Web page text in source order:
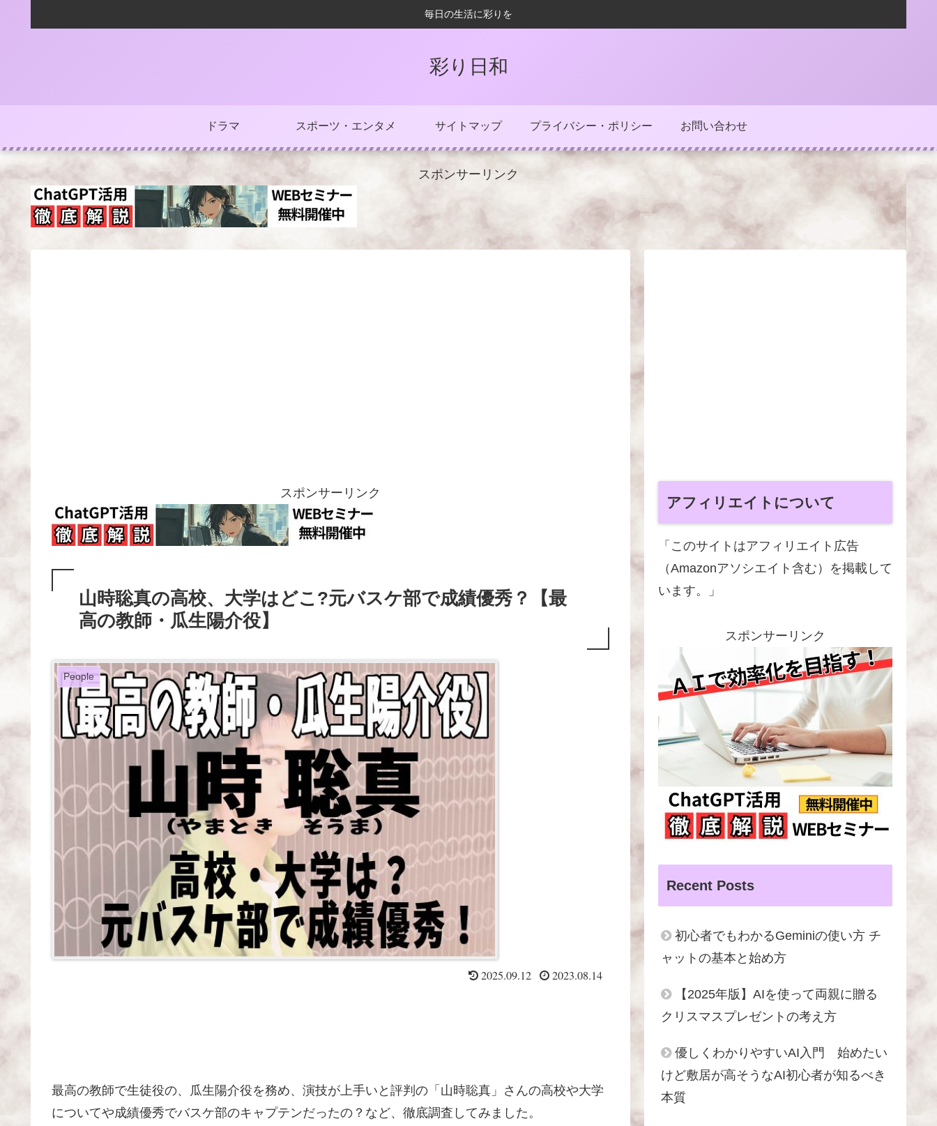
毎日の生活に彩りを
彩り日和
ドラマ スポーツ・エンタメ サイトマップ プライバシー・ポリシー お問い合わせ
スポンサーリンク
スポンサーリンク
山時聡真の高校、大学はどこ?元バスケ部で成績優秀？【最
高の教師・瓜生陽介役】
People
2025.09.12 2023.08.14
最高の教師で生徒役の、瓜生陽介役を務め、演技が上手いと評判の「山時聡真」さんの高校や大学
についてや成績優秀でバスケ部のキャプテンだったの？など、徹底調査してみました。
アフィリエイトについて
「このサイトはアフィリエイト広告
（Amazonアソシエイト含む）を掲載して
います。」
スポンサーリンク
Recent Posts
初心者でもわかるGeminiの使い方 チ
ャットの基本と始め方
【2025年版】AIを使って両親に贈る
クリスマスプレゼントの考え方
優しくわかりやすいAI入門 始めたい
けど敷居が高そうなAI初心者が知るべき
本質